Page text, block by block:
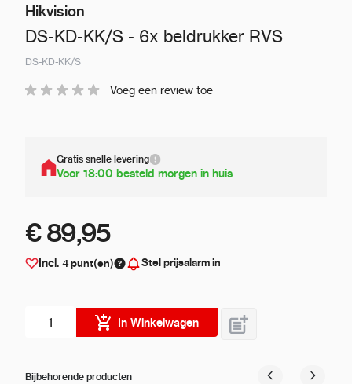
Hikvision
DS-KD-KK/S - 6x beldrukker RVS
DS-KD-KK/S
Voeg een review toe
Gratis snelle levering
Voor 18:00 besteld morgen in huis
€ 89,95
Incl. 4punt(en) Stel prijsalarm in
In Winkelwagen
Bijbehorende producten